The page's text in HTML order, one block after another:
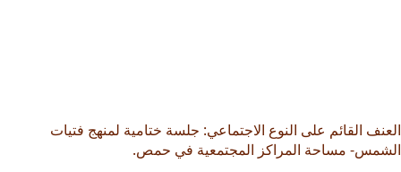
العنف القائم على النوع الاجتماعي: جلسة ختامية لمنهج فتيات
الشمس- مساحة المراكز المجتمعية في حمص.